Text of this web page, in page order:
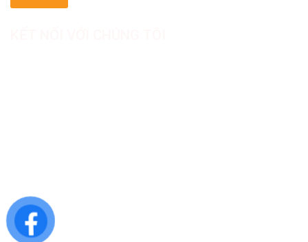
Website: https://asialab.com.vn/
Email: giacongasialab@gmail.com